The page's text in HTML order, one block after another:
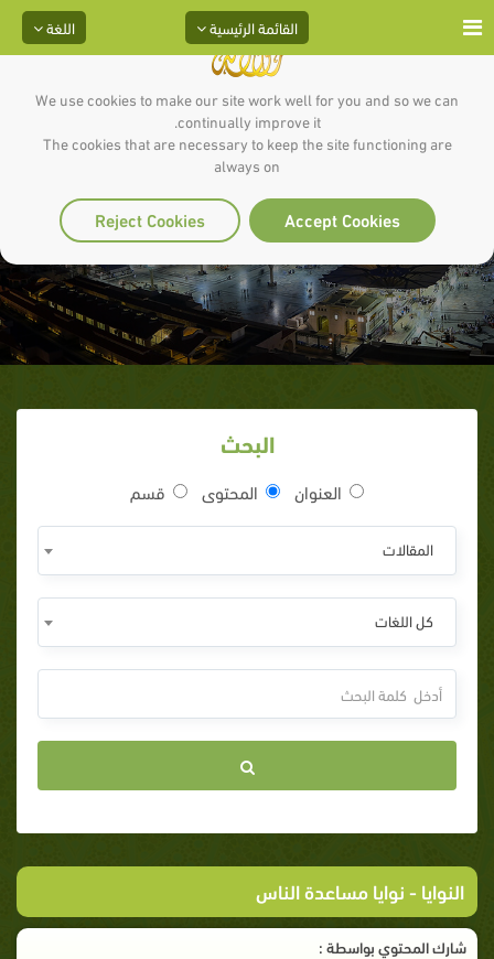
We use cookies to make our site work well for you and so we can
continually improve it.
The cookies that are necessary to keep the site functioning are
always on
Accept Cookies
Reject Cookies
اللغة القائمة الرئيسية
نوايا مساعدة الناس
البحث
العنوان المحتوى قسم
المقالات
كل اللغات
النوايا - نوايا مساعدة الناس
شارك المحتوي بواسطة :